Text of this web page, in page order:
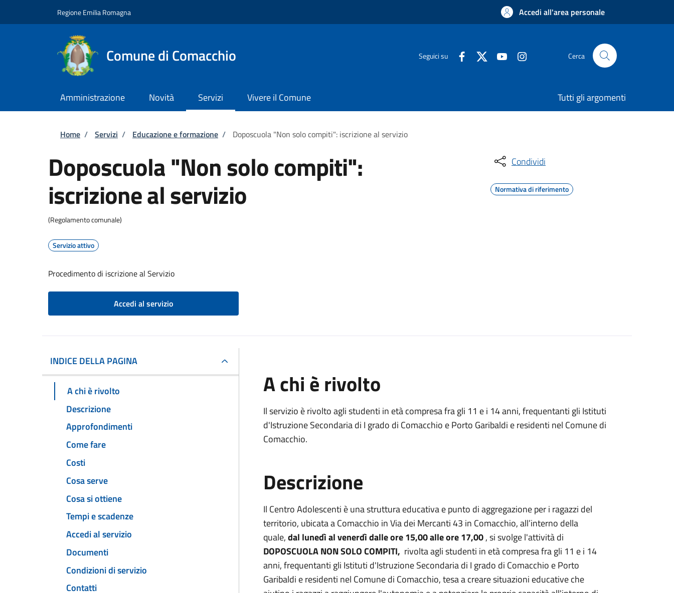
Regione Emilia Romagna Accedi all'area personale
Comune di Comacchio Seguici su Cerca
Amministrazione Novità Servizi Vivere il Comune Tutti gli argomenti
Briciole di pane
Home / Servizi / Educazione e formazione / Doposcuola "Non solo compiti": iscrizione al servizio
Doposcuola "Non solo compiti":
iscrizione al servizio
(Regolamento comunale)
Servizio attivo
Procedimento di iscrizione al Servizio
Accedi al servizio
Condividi
Normativa di riferimento
INDICE DELLA PAGINA
A chi è rivolto
Descrizione
Approfondimenti
Come fare
Costi
Cosa serve
Cosa si ottiene
Tempi e scadenze
Accedi al servizio
Documenti
Condizioni di servizio
Contatti
A chi è rivolto
Il servizio è rivolto agli studenti in età compresa fra gli 11 e i 14 anni, frequentanti gli Istituti
d'Istruzione Secondaria di I grado di Comacchio e Porto Garibaldi e residenti nel Comune di
Comacchio.
Descrizione
Il Centro Adolescenti è una struttura educativa e punto di aggregazione per i ragazzi del
territorio, ubicata a Comacchio in Via dei Mercanti 43 in Comacchio, all’interno della
quale,dal lunedì al venerdì dalle ore 15,00 alle ore 17,00, si svolge l'attività di
DOPOSCUOLA NON SOLO COMPITI, rivolta agli studenti in età compresa fra gli 11 e i 14
anni, frequentanti gli Istituti d'Istruzione Secondaria di I grado di Comacchio e Porto
Garibaldi e residenti nel Comune di Comacchio, tesa a creare situazioni educative che